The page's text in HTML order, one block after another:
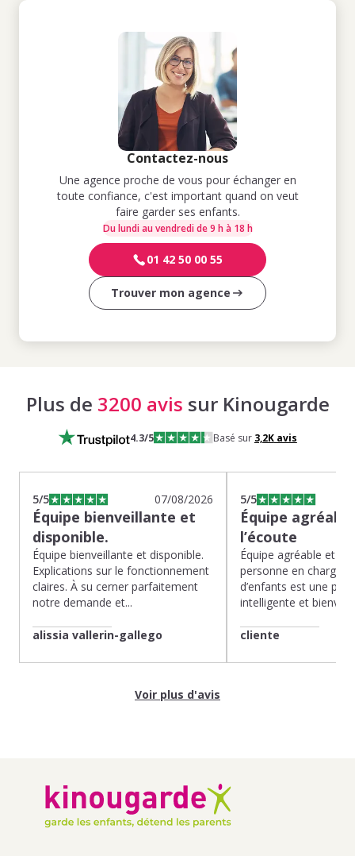
Contactez-nous
Une agence proche de vous pour échanger en
toute confiance, c'est important quand on veut
faire garder ses enfants.
Du lundi au vendredi de 9 h à 18 h
01 42 50 00 55
Trouver mon agence
Plus de 3200 avis sur Kinougarde
4.3/5 Basé sur 3,2Kavis
5/5 07/08/2026
Équipe bienveillante et
disponible.
Équipe bienveillante et disponible.
Explications sur le fonctionnement
claires. À su cerner parfaitement
notre demande et...
alissia vallerin-gallego
5/5
Équipe
l’écoute
Équipe agréable et à
personne en charge
d’enfants est une
intelligente et
cliente
Voir plus d'avis